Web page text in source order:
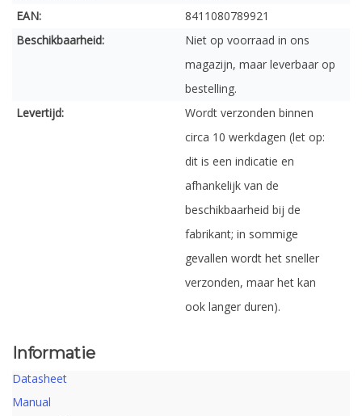
EAN:
8411080789921
Beschikbaarheid:
Niet op voorraad in ons
magazijn, maar leverbaar op
bestelling.
Levertijd:
Wordt verzonden binnen
circa 10 werkdagen (let op:
dit is een indicatie en
afhankelijk van de
beschikbaarheid bij de
fabrikant; in sommige
gevallen wordt het sneller
verzonden, maar het kan
ook langer duren).
Informatie
Datasheet
Manual